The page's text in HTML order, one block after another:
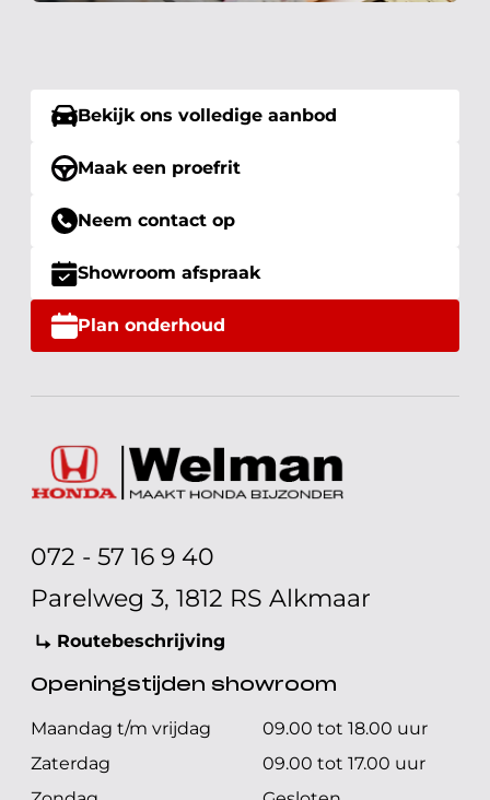
Bekijk ons volledige aanbod
Maak een proefrit
Neem contact op
Showroom afspraak
Plan onderhoud
072 - 57 16 9 40
Parelweg 3, 1812 RS Alkmaar
Routebeschrijving
Openingstijden showroom
Maandag t/m vrijdag
09.00 tot 18.00 uur
Zaterdag
09.00 tot 17.00 uur